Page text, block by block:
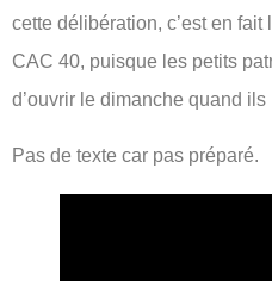
cette délibération, c’est en
CAC 40, puisque les petits
d’ouvrir le dimanche quand
Pas de texte car pas préparé.